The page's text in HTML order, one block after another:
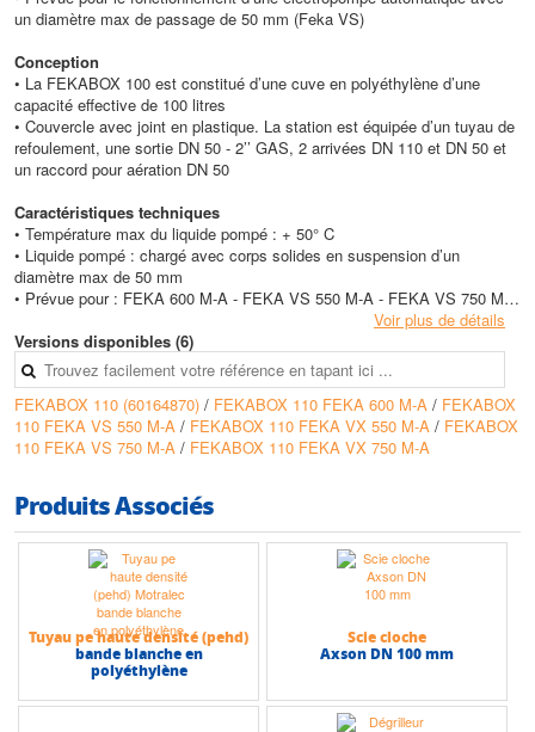
un diamètre max de passage de 50 mm (Feka VS)
Conception
• La FEKABOX 100 est constitué d’une cuve en polyéthylène d’une
capacité effective de 100 litres
• Couvercle avec joint en plastique. La station est équipée d’un tuyau de
refoulement, une sortie DN 50 - 2’’ GAS, 2 arrivées DN 110 et DN 50 et
un raccord pour aération DN 50
Caractéristiques techniques
• Température max du liquide pompé : + 50° C
• Liquide pompé : chargé avec corps solides en suspension d’un
diamètre max de 50 mm
• Prévue pour : FEKA 600 M-A - FEKA VS 550 M-A - FEKA VS 750 M-A
• Hauteur max (HMT) : 9 m
• Débit max : 24 m3/h
Voir plus de détails
Versions disponibles (6)
FEKABOX 110 (60164870) / FEKABOX 110 FEKA 600 M-A / FEKABOX
110 FEKA VS 550 M-A / FEKABOX 110 FEKA VX 550 M-A / FEKABOX
110 FEKA VS 750 M-A / FEKABOX 110 FEKA VX 750 M-A
Produits Associés
Tuyau pe haute densité (pehd)
bande blanche en
polyéthylène
Scie cloche
Axson DN 100 mm